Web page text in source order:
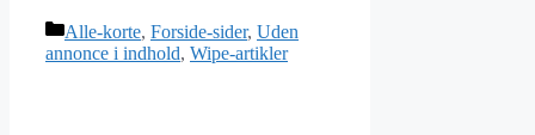
Kategorier
Alle-korte, Forside-sider, Uden
annonce i indhold, Wipe-artikler